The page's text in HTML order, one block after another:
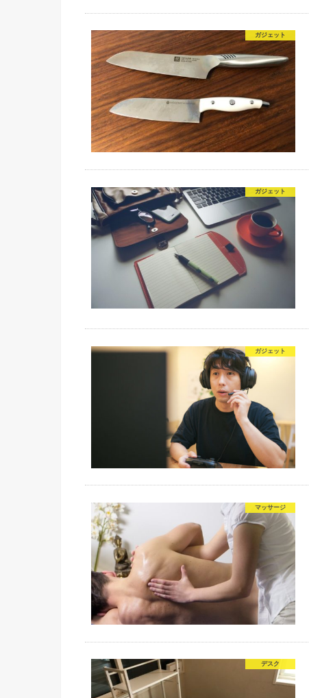
ガジェット
ガジェット
ガジェット
マッサージ
デスク